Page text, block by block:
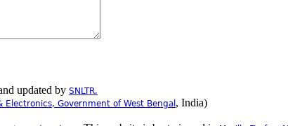
updated by SNLTR.
Government of West Bengal , India)